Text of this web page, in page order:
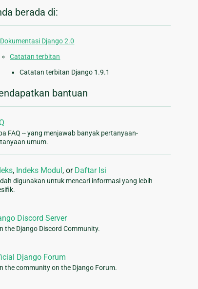
berada di:
Dokumentasi Django 2.0
Catatan terbitan
Catatan terbitan Django 1.9.1
bantuan
FAQ -- yang menjawab banyak pertanyaan-
umum.
, Indeks Modul , or Daftar Isi
digunakan untuk mencari informasi yang lebih
Discord Server
the Django Discord Community.
Django Forum
the community on the Django Forum.